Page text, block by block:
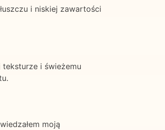
i niskiej zawartości
i świeżemu
moją